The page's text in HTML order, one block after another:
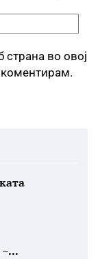
страна во овој
коментирам.